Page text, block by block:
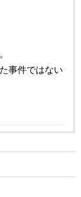
事件ではない